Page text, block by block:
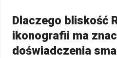
Dlaczego bliskość
ikonografii ma
doświadczenia